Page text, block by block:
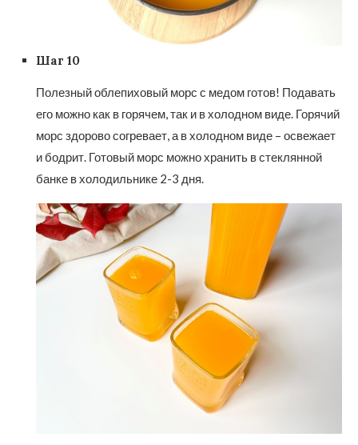
Шаг 10
Полезный облепиховый морс с медом готов! Подавать
его можно как в горячем, так и в холодном виде. Горячий
морс здорово согревает, а в холодном виде – освежает
и бодрит. Готовый морс можно хранить в стеклянной
банке в холодильнике 2-3 дня.